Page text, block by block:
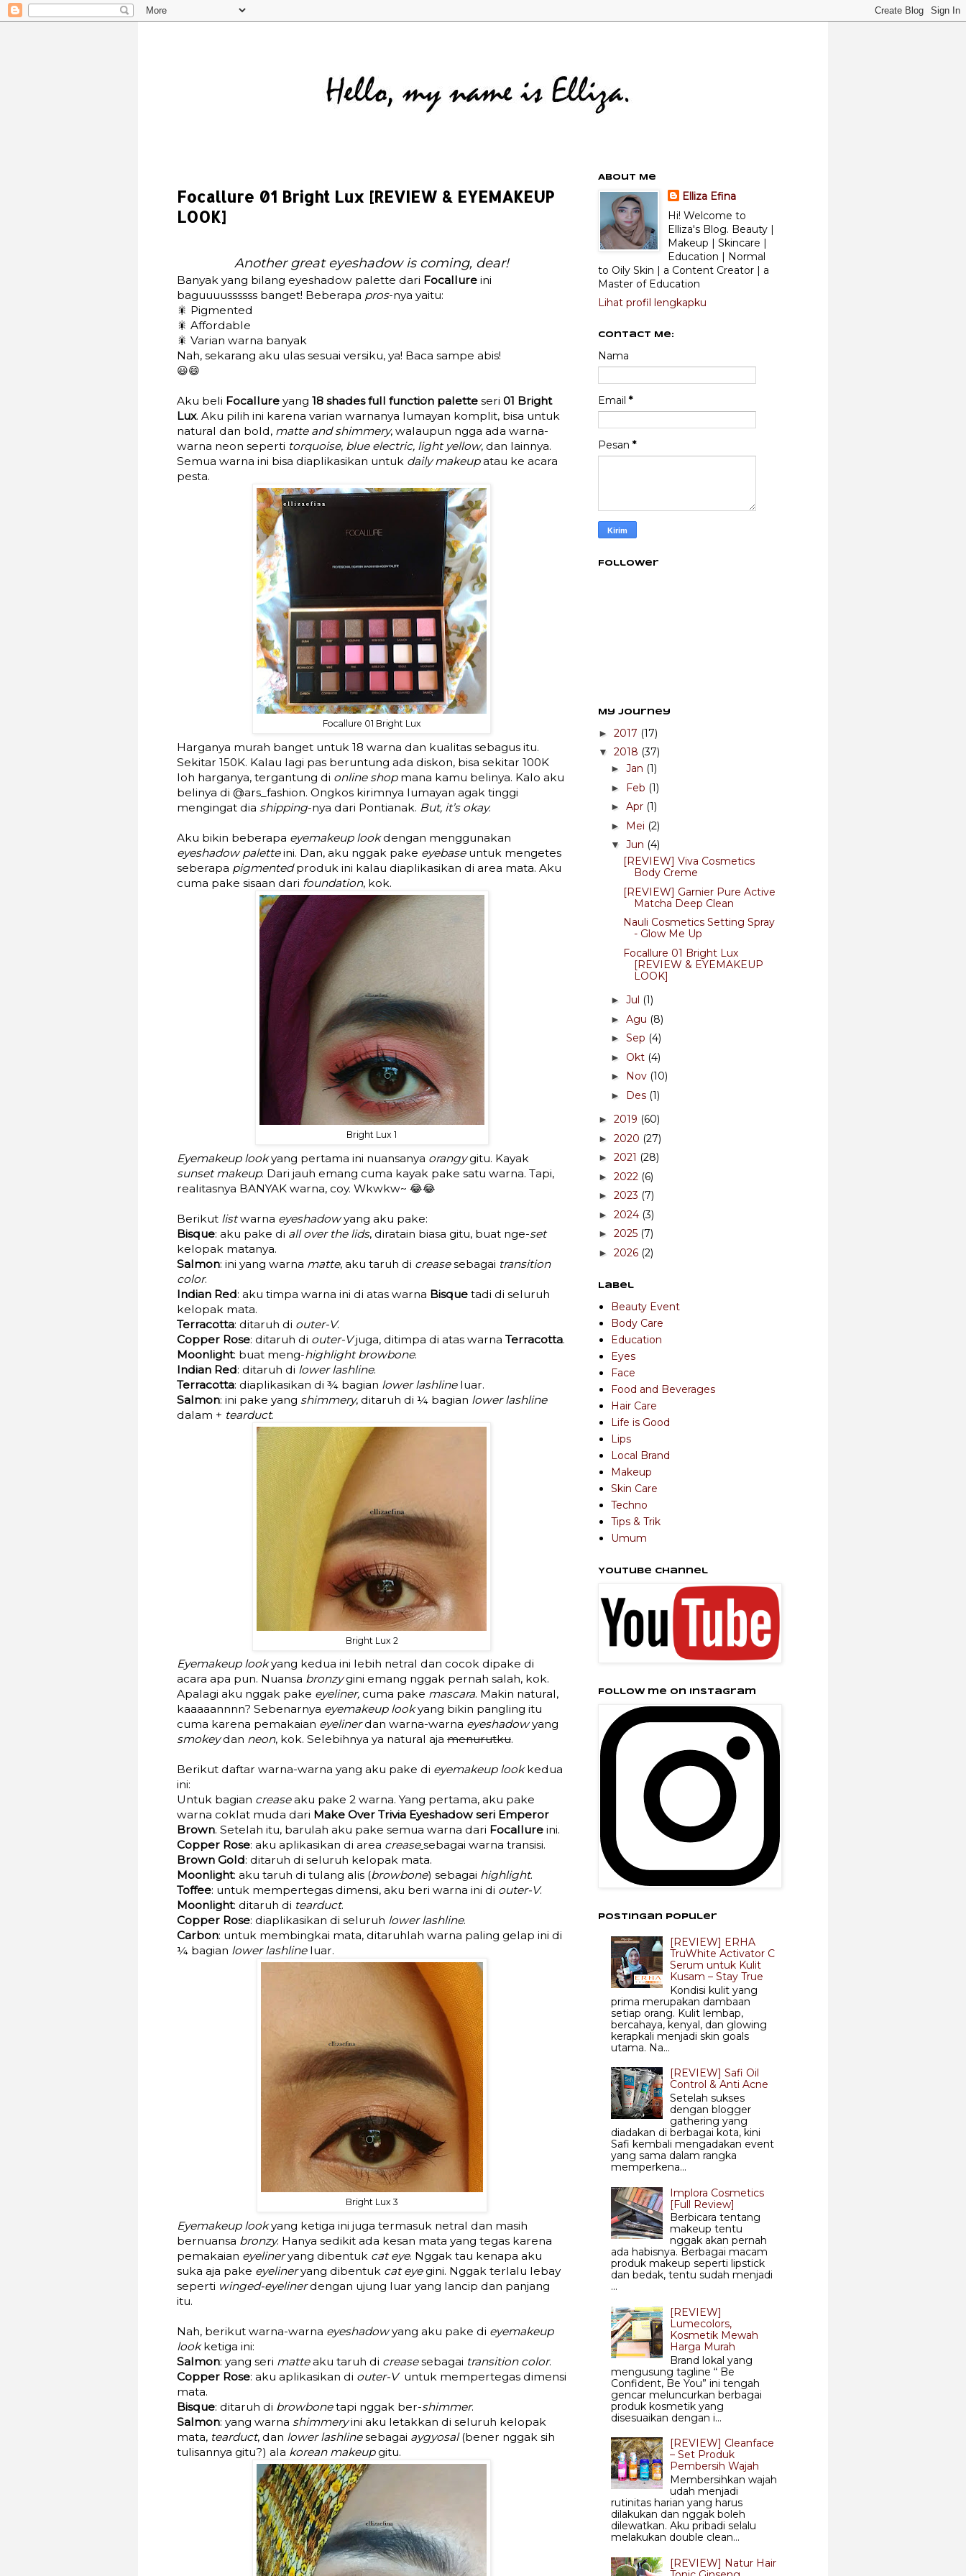
Focallure 01 Bright Lux [REVIEW & EYEMAKEUP
LOOK]
Another great eyeshadow is coming, dear!
Banyak yang bilang eyeshadow palette dari Focallure ini
baguuuussssss banget! Beberapa pros-nya yaitu:
🎇 Pigmented
🎇 Affordable
🎇 Varian warna banyak
Nah, sekarang aku ulas sesuai versiku, ya! Baca sampe abis!
😃😄
Aku beli Focallure yang 18 shades full function palette seri 01 Bright
Lux. Aku pilih ini karena varian warnanya lumayan komplit, bisa untuk
natural dan bold, matte and shimmery, walaupun ngga ada warna-
warna neon seperti torquoise, blue electric, light yellow, dan lainnya.
Semua warna ini bisa diaplikasikan untuk daily makeupatau ke acara
pesta.
Focallure 01 Bright Lux
Harganya murah banget untuk 18 warna dan kualitas sebagus itu.
Sekitar 150K. Kalau lagi pas beruntung ada diskon, bisa sekitar 100K
loh harganya, tergantung di online shopmana kamu belinya. Kalo aku
belinya di @ars_fashion. Ongkos kirimnya lumayan agak tinggi
mengingat dia shipping-nya dari Pontianak. But, it’s okay.
Aku bikin beberapa eyemakeup lookdengan menggunakan
eyeshadow paletteini. Dan, aku nggak pake eyebaseuntuk mengetes
seberapa pigmentedproduk ini kalau diaplikasikan di area mata. Aku
cuma pake sisaan dari foundation, kok.
Bright Lux 1
Eyemakeup lookyang pertama ini nuansanya orangygitu. Kayak
sunset makeup. Dari jauh emang cuma kayak pake satu warna. Tapi,
realitasnya BANYAK warna, coy. Wkwkw~ 😂😂
Berikut listwarna eyeshadowyang aku pake:
Bisque: aku pake di all over the lids, diratain biasa gitu, buat nge-set
kelopak matanya.
Salmon: ini yang warna matte, aku taruh di creasesebagai transition
color.
Indian Red: aku timpa warna ini di atas warna Bisque tadi di seluruh
kelopak mata.
Terracotta: ditaruh di outer-V.
Copper Rose: ditaruh di outer-Vjuga, ditimpa di atas warna Terracotta.
Moonlight: buat meng-highlight browbone.
Indian Red: ditaruh di lower lashline.
Terracotta: diaplikasikan di ¾ bagian lower lashlineluar.
Salmon: ini pake yang shimmery, ditaruh di ¼ bagian lower lashline
dalam + tearduct.
Bright Lux 2
Eyemakeup lookyang kedua ini lebih netral dan cocok dipake di
acara apa pun. Nuansa bronzygini emang nggak pernah salah, kok.
Apalagi aku nggak pake eyeliner, cuma pake mascara. Makin natural,
kaaaaannnn? Sebenarnya eyemakeup lookyang bikin pangling itu
cuma karena pemakaian eyelinerdan warna-warna eyeshadowyang
smokeydan neon, kok. Selebihnya ya natural aja menurutku.
Berikut daftar warna-warna yang aku pake di eyemakeup lookkedua
ini:
Untuk bagian creaseaku pake 2 warna. Yang pertama, aku pake
warna coklat muda dari Make Over Trivia Eyeshadow seri Emperor
Brown. Setelah itu, barulah aku pake semua warna dari Focallure ini.
Copper Rose: aku aplikasikan di area crease sebagai warna transisi.
Brown Gold: ditaruh di seluruh kelopak mata.
Moonlight: aku taruh di tulang alis (browbone) sebagai highlight.
Toffee: untuk mempertegas dimensi, aku beri warna ini di outer-V.
Moonlight: ditaruh di tearduct.
Copper Rose: diaplikasikan di seluruh lower lashline.
Carbon: untuk membingkai mata, ditaruhlah warna paling gelap ini di
¼ bagian lower lashlineluar.
Bright Lux 3
Eyemakeup lookyang ketiga ini juga termasuk netral dan masih
bernuansa bronzy. Hanya sedikit ada kesan mata yang tegas karena
pemakaian eyelineryang dibentuk cat eye. Nggak tau kenapa aku
suka aja pake eyelineryang dibentuk cat eyegini. Nggak terlalu lebay
seperti winged-eyelinerdengan ujung luar yang lancip dan panjang
itu.
Nah, berikut warna-warna eyeshadowyang aku pake di eyemakeup
lookketiga ini:
Salmon: yang seri matteaku taruh di creasesebagai transition color.
Copper Rose: aku aplikasikan di outer-V untuk mempertegas dimensi
mata.
Bisque: ditaruh di browbonetapi nggak ber-shimmer.
Salmon: yang warna shimmeryini aku letakkan di seluruh kelopak
mata, tearduct, dan lower lashlinesebagai aygyosal(bener nggak sih
tulisannya gitu?) ala korean makeup gitu.
About Me
Elliza Efina
Hi! Welcome to
Elliza's Blog. Beauty |
Makeup | Skincare |
Education | Normal
to Oily Skin | a Content Creator | a
Master of Education
Lihat profil lengkapku
Contact Me:
Nama
Email *
Pesan *
Follower
My Journey
► 2017 (17)
▼ 2018 (37)
► Jan (1)
► Feb (1)
► Apr (1)
► Mei (2)
▼ Jun (4)
[REVIEW] Viva Cosmetics
Body Creme
[REVIEW] Garnier Pure Active
Matcha Deep Clean
Nauli Cosmetics Setting Spray
- Glow Me Up
Focallure 01 Bright Lux
[REVIEW & EYEMAKEUP
LOOK]
► Jul (1)
► Agu (8)
► Sep (4)
► Okt (4)
► Nov (10)
► Des (1)
► 2019 (60)
► 2020 (27)
► 2021 (28)
► 2022 (6)
► 2023 (7)
► 2024 (3)
► 2025 (7)
► 2026 (2)
Label
Beauty Event
Body Care
Education
Eyes
Face
Food and Beverages
Hair Care
Life is Good
Lips
Local Brand
Makeup
Skin Care
Techno
Tips & Trik
Umum
Youtube Channel
Follow me on Instagram
Postingan Populer
[REVIEW] ERHA
TruWhite Activator C
Serum untuk Kulit
Kusam – Stay True
Kondisi kulit yang
prima merupakan dambaan
setiap orang. Kulit lembap,
bercahaya, kenyal, dan glowing
kerapkali menjadi skin goals
utama. Na...
[REVIEW] Safi Oil
Control & Anti Acne
Setelah sukses
dengan blogger
gathering yang
diadakan di berbagai kota, kini
Safi kembali mengadakan event
yang sama dalam rangka
memperkena...
Implora Cosmetics
[Full Review]
Berbicara tentang
makeup tentu
nggak akan pernah
ada habisnya. Berbagai macam
produk makeup seperti lipstick
dan bedak, tentu sudah menjadi
...
[REVIEW]
Lumecolors,
Kosmetik Mewah
Harga Murah
Brand lokal yang
mengusung tagline “ Be
Confident, Be You” ini tengah
gencar meluncurkan berbagai
produk kosmetik yang
disesuaikan dengan i...
[REVIEW] Cleanface
– Set Produk
Pembersih Wajah
Membersihkan wajah
udah menjadi
rutinitas harian yang harus
dilakukan dan nggak boleh
dilewatkan. Aku pribadi selalu
melakukan double clean...
[REVIEW] Natur Hair